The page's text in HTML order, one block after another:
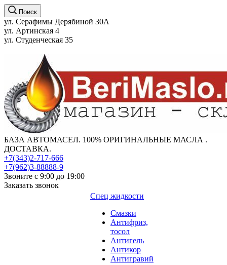
Поиск
ул. Серафимы Дерябиной 30А
ул. Артинская 4
ул. Студенческая 35
БАЗА АВТОМАСЕЛ. 100% ОРИГИНАЛЬНЫЕ МАСЛА .
ДОСТАВКА.
+7(343)2-717-666
+7(962)3-88888-9
Звоните с 9:00 до 19:00
Заказать звонок
Спец жидкости
Смазки
Антифриз,
тосол
Антигель
Антикор
Антигравий